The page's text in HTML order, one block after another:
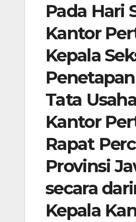
Pada Hari
Kantor
Kepala
Tata
Kantor
Rapat
Provinsi
secara
Kepala